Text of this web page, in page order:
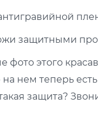
защитными
этого
на нем теперь
защита?